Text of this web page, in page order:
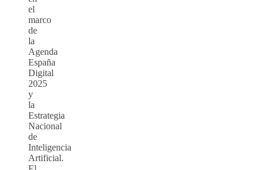
el
marco
de
la
Agenda
España
Digital
2025
y
la
Estrategia
Nacional
de
Inteligencia
Artificial.